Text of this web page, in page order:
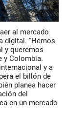
al mercado
digital. “Hemos
y queremos
y Colombia.
y a
el billón de
planea hacer
del
en un mercado